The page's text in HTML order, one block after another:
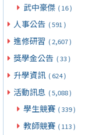
武中豪傑 ( 16 )
人事公告 ( 591 )
進修研習 ( 2,607 )
獎學金公告 ( 33 )
升學資訊 ( 624 )
活動訊息 ( 5,088 )
學生競賽 ( 339 )
教師競賽 ( 113 )